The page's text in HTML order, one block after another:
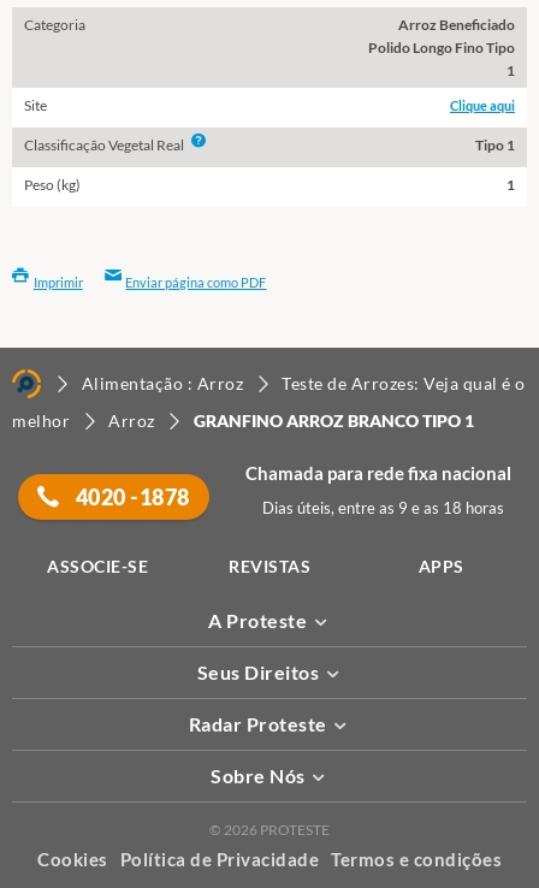
Categoria
Arroz Beneficiado
Polido Longo Fino Tipo
1
Site
Clique aqui
Classificação Vegetal Real Info Tipo 1
Peso (kg) 1
Imprimir Enviar página como PDF
Alimentação : Arroz
Teste de Arrozes: Veja qual é o
melhor
Arroz GRANFINO ARROZ BRANCO TIPO 1
4020 -1878
Chamada para rede fixa nacional
Dias úteis, entre as 9 e as 18 horas
ASSOCIE-SE REVISTAS APPS
A Proteste
Seus Direitos
Radar Proteste
Sobre Nós
© 2026 PROTESTE
Cookies Política de Privacidade Termos e condições